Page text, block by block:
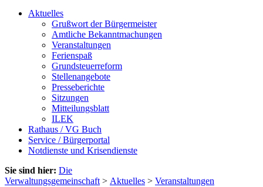
Aktuelles
Grußwort der Bürgermeister
Amtliche Bekanntmachungen
Veranstaltungen
Ferienspaß
Grundsteuerreform
Stellenangebote
Presseberichte
Sitzungen
Mitteilungsblatt
ILEK
Rathaus / VG Buch
Service / Bürgerportal
Notdienste und Krisendienste
Sie sind hier: Die
Verwaltungsgemeinschaft > Aktuelles > Veranstaltungen